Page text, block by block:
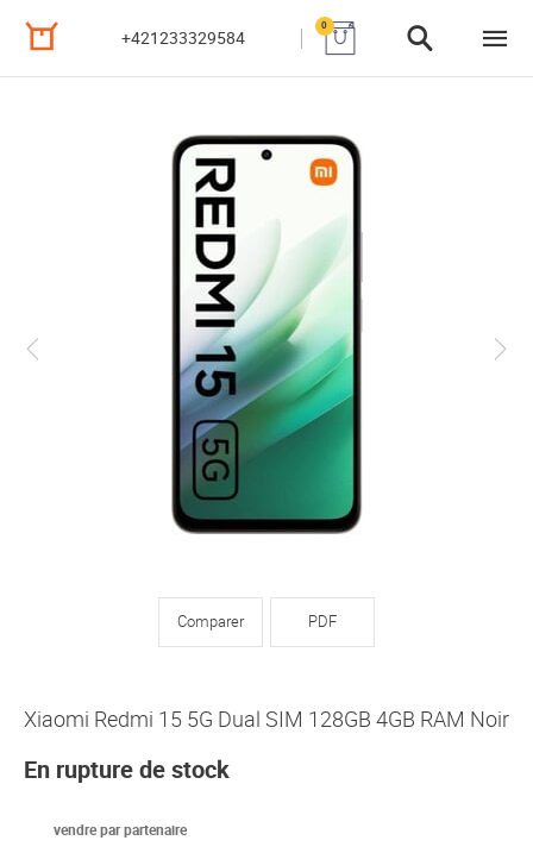
+421233329584
0
Comparer PDF
Xiaomi Redmi 15 5G Dual SIM 128GB 4GB RAM Noir
En rupture de stock
vendre par partenaire